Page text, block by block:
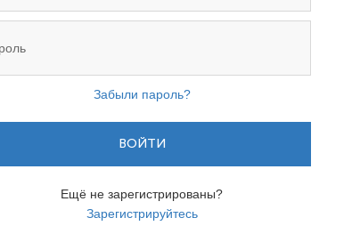
Забыли пароль?
ВОЙТИ
Ещё не зарегистрированы?
Зарегистрируйтесь